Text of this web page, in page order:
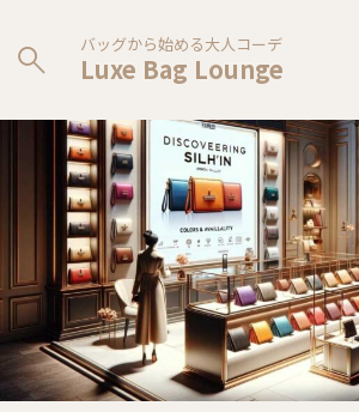
バッグから始める大人コーデ
Luxe Bag Lounge